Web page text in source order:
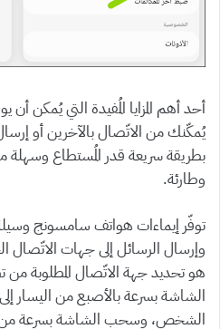
أحد أهم المزايا المُفيدة التي يُمكن
يُمكّنك من الاتّصال بالآخرين أو
بطريقة سريعة قدر المُستطاع
وطارئة.
توفّر إيماءات هواتف سامسونج
وإرسال الرسائل إلى جهات
هو تحديد جهة الاتّصال المطلوبة
الشاشة بسرعة بالأصبع من اليسار
الشخص، وسحب الشاشة بسرعة من